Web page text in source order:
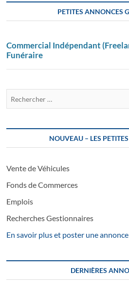
PETITES ANNONCES
Commercial Indépendant
Funéraire
NOUVEAU – LES
Vente de Véhicules
Fonds de Commerces
Emplois
Recherches Gestionnaires
En savoir plus et poster une
DERNIÈRES